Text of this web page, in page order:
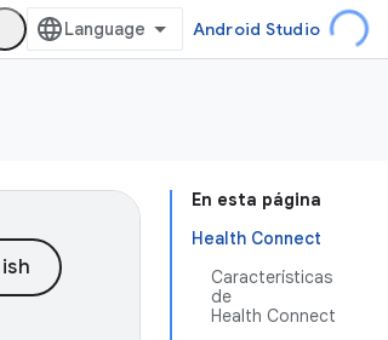
Android Studio
En esta página
Health Connect
Características
de
Health Connect